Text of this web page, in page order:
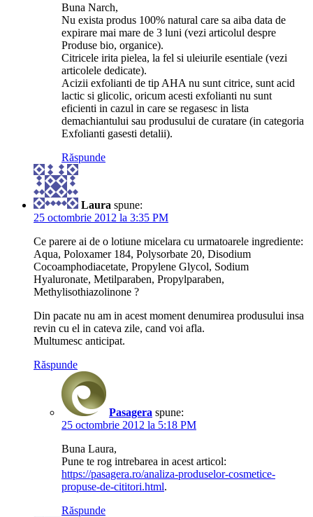
Buna Narch,
Nu exista produs 100% natural care sa aiba data de
expirare mai mare de 3 luni (vezi articolul despre
Produse bio, organice).
Citricele irita pielea, la fel si uleiurile esentiale (vezi
articolele dedicate).
Acizii exfolianti de tip AHA nu sunt citrice, sunt acid
lactic si glicolic, oricum acesti exfolianti nu sunt
eficienti in cazul in care se regasesc in lista
demachiantului sau produsului de curatare (in categoria
Exfolianti gasesti detalii).
Răspunde
Laura spune:
25 octombrie 2012 la 3:35 PM
Ce parere ai de o lotiune micelara cu urmatoarele ingrediente:
Aqua, Poloxamer 184, Polysorbate 20, Disodium
Cocoamphodiacetate, Propylene Glycol, Sodium
Hyaluronate, Metilparaben, Propylparaben,
Methylisothiazolinone ?
Din pacate nu am in acest moment denumirea produsului insa
revin cu el in cateva zile, cand voi afla.
Multumesc anticipat.
Răspunde
Pasagera spune:
25 octombrie 2012 la 5:18 PM
Buna Laura,
Pune te rog intrebarea in acest articol:
https://pasagera.ro/analiza-produselor-cosmetice-
propuse-de-cititori.html.
Răspunde